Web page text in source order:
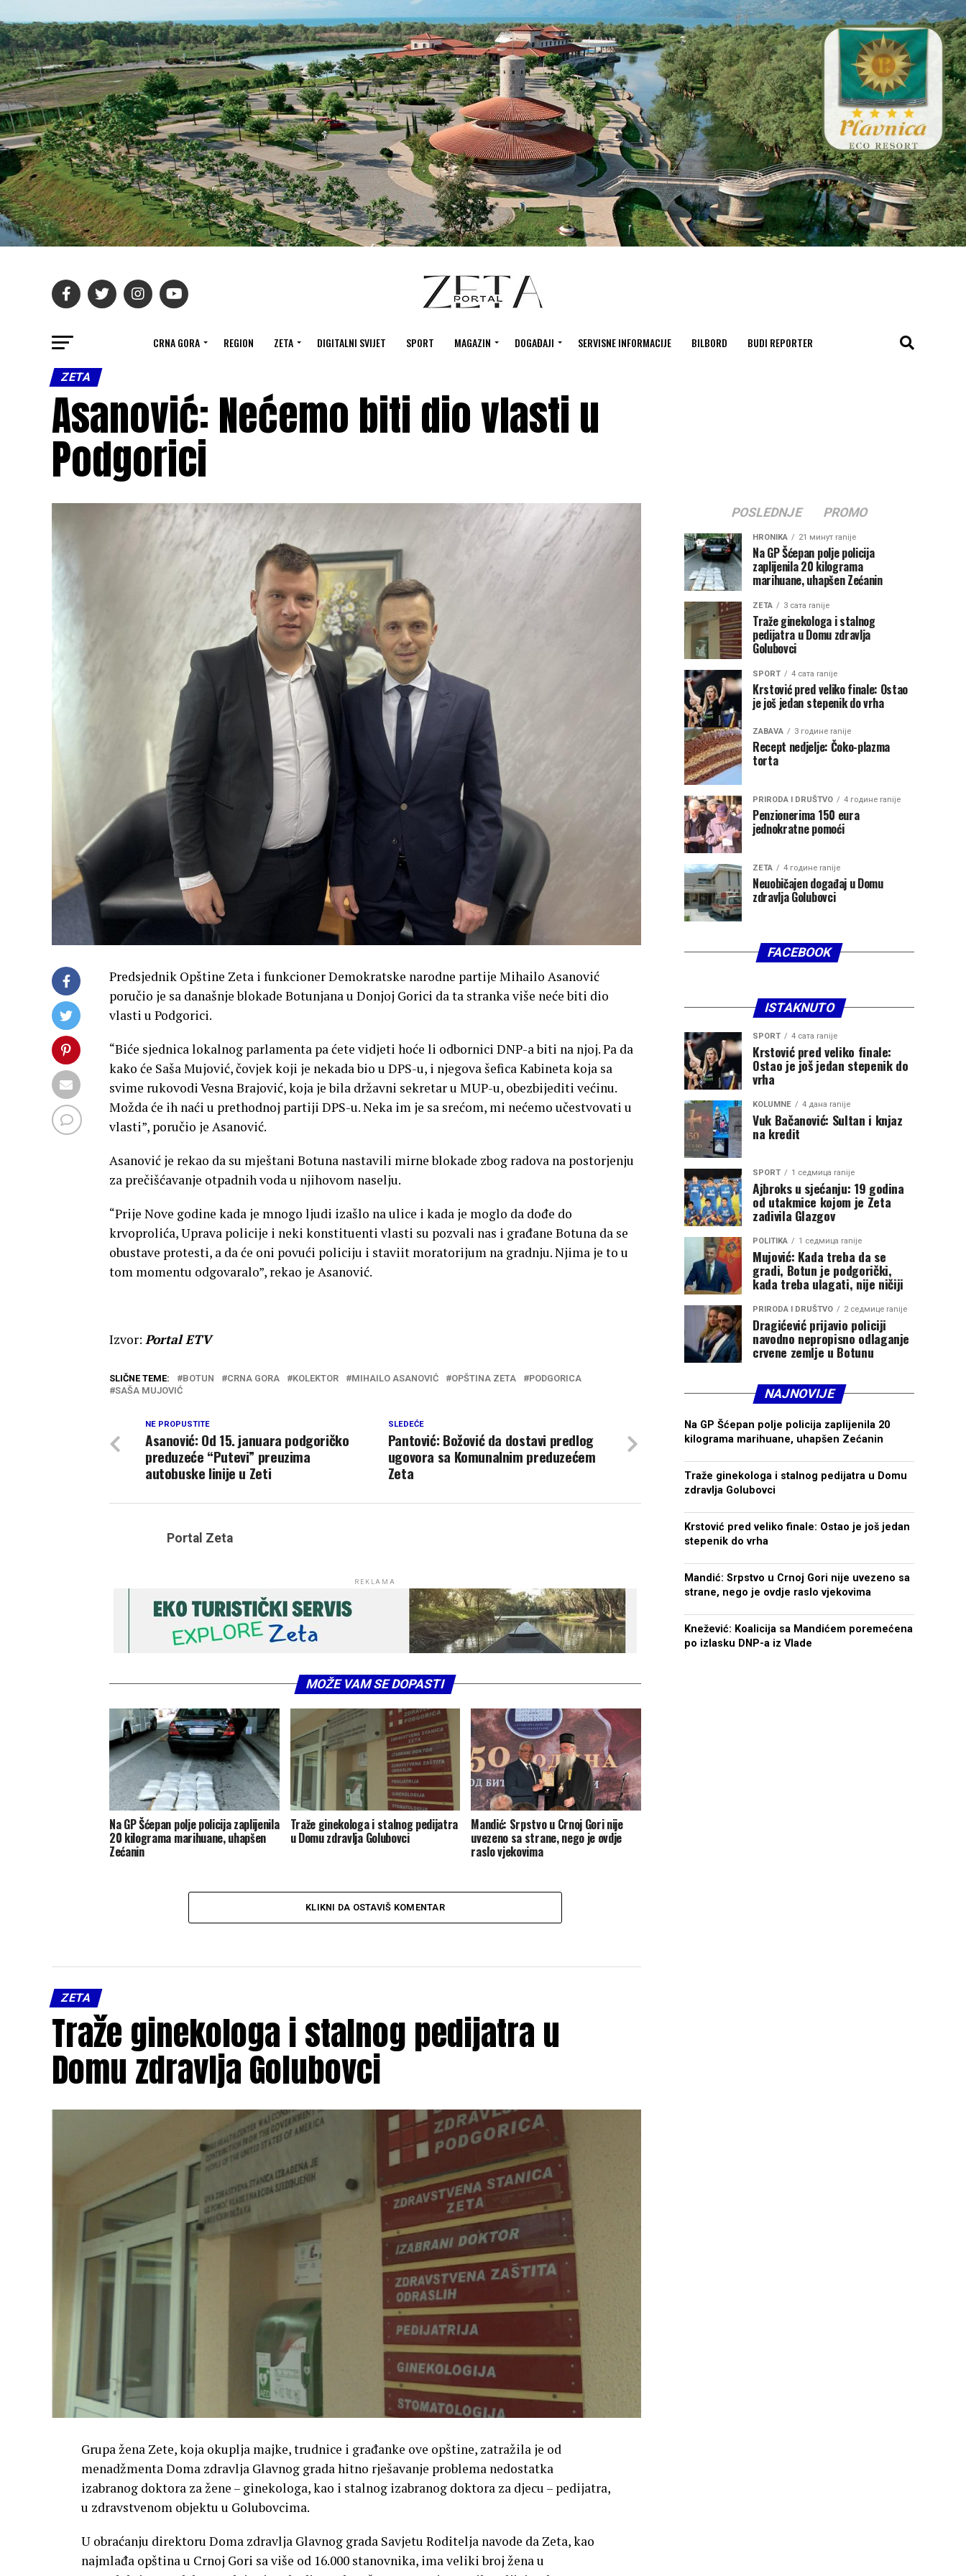
CRNA GORA REGION ZETA DIGITALNI SVIJET SPORT MAGAZIN DOGAĐAJI SERVISNE INFORMACIJE BILBORD BUDI REPORTER
ZETA
Asanović: Nećemo biti dio vlasti u
Podgorici
Predsjednik Opštine Zeta i funkcioner Demokratske narodne partije Mihailo Asanović
poručio je sa današnje blokade Botunjana u Donjoj Gorici da ta stranka više neće biti dio
vlasti u Podgorici.
“Biće sjednica lokalnog parlamenta pa ćete vidjeti hoće li odbornici DNP-a biti na njoj. Pa da
kako će Saša Mujović, čovjek koji je nekada bio u DPS-u, i njegova šefica Kabineta koja sa
svime rukovodi Vesna Brajović, koja je bila državni sekretar u MUP-u, obezbijediti većinu.
Možda će ih naći u prethodnoj partiji DPS-u. Neka im je sa srećom, mi nećemo učestvovati u
vlasti”, poručio je Asanović.
Asanović je rekao da su mještani Botuna nastavili mirne blokade zbog radova na postorjenju
za prečišćavanje otpadnih voda u njihovom naselju.
“Prije Nove godine kada je mnogo ljudi izašlo na ulice i kada je moglo da dođe do
krvoprolića, Uprava policije i neki konstituenti vlasti su pozvali nas i građane Botuna da se
obustave protesti, a da će oni povući policiju i staviit moratorijum na gradnju. Njima je to u
tom momentu odgovaralo”, rekao je Asanović.
Izvor: Portal ETV
SLIČNE TEME: BOTUN CRNA GORA KOLEKTOR MIHAILO ASANOVIĆ OPŠTINA ZETA
PODGORICA
SAŠA MUJOVIĆ
SLEDEĆE
Pantović: Božović da dostavi predlog
ugovora sa Komunalnim preduzećem
Zeta
NE PROPUSTITE
Asanović: Od 15. januara podgoričko
preduzeće “Putevi” preuzima
autobuske linije u Zeti
Portal Zeta
REKLAMA
MOŽE VAM SE DOPASTI
Na GP Šćepan polje policija zaplijenila
20 kilograma marihuane, uhapšen
Zećanin
Traže ginekologa i stalnog pedijatra
u Domu zdravlja Golubovci
Mandić: Srpstvo u Crnoj Gori nije
uvezeno sa strane, nego je ovdje
raslo vjekovima
KLIKNI DA OSTAVIŠ KOMENTAR
ZETA
Traže ginekologa i stalnog pedijatra u
Domu zdravlja Golubovci
Grupa žena Zete, koja okuplja majke, trudnice i građanke ove opštine, zatražila je od
menadžmenta Doma zdravlja Glavnog grada hitno rješavanje problema nedostatka
izabranog doktora za žene – ginekologa, kao i stalnog izabranog doktora za djecu – pedijatra,
u zdravstvenom objektu u Golubovcima.
U obraćanju direktoru Doma zdravlja Glavnog grada Savjetu Roditelja navode da Zeta, kao
najmlađa opština u Crnoj Gori sa više od 16.000 stanovnika, ima veliki broj žena u
POSLEDNJE PROMO
HRONIKA 21 минут ranije
Na GP Šćepan polje policija
zaplijenila 20 kilograma
marihuane, uhapšen Zećanin
ZETA 3 сата ranije
Traže ginekologa i stalnog
pedijatra u Domu zdravlja
Golubovci
SPORT 4 сата ranije
Krstović pred veliko finale: Ostao
je još jedan stepenik do vrha
ZABAVA 3 године ranije
Recept nedjelje: Čoko-plazma
torta
PRIRODA I DRUŠTVO 4 године ranije
Penzionerima 150 eura
jednokratne pomoći
ZETA 4 године ranije
Neuobičajen događaj u Domu
zdravlja Golubovci
FACEBOOK
ISTAKNUTO
SPORT 4 сата ranije
Krstović pred veliko finale:
Ostao je još jedan stepenik do
vrha
KOLUMNE 4 дана ranije
Vuk Bačanović: Sultan i knjaz
na kredit
SPORT 1 седмица ranije
Ajbroks u sjećanju: 19 godina
od utakmice kojom je Zeta
zadivila Glazgov
POLITIKA 1 седмица ranije
Mujović: Kada treba da se
gradi, Botun je podgorički,
kada treba ulagati, nije ničiji
PRIRODA I DRUŠTVO 2 седмице ranije
Dragićević prijavio policiji
navodno nepropisno odlaganje
crvene zemlje u Botunu
NAJNOVIJE
Na GP Šćepan polje policija zaplijenila 20
kilograma marihuane, uhapšen Zećanin
Traže ginekologa i stalnog pedijatra u Domu
zdravlja Golubovci
Krstović pred veliko finale: Ostao je još jedan
stepenik do vrha
Mandić: Srpstvo u Crnoj Gori nije uvezeno sa
strane, nego je ovdje raslo vjekovima
Knežević: Koalicija sa Mandićem poremećena
po izlasku DNP-a iz Vlade